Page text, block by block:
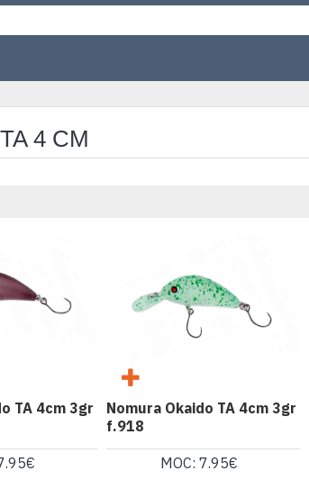
4 CM
TA 4cm 3gr
Nomura Okaido TA 4cm 3gr
f.918
MOC: 7.95€